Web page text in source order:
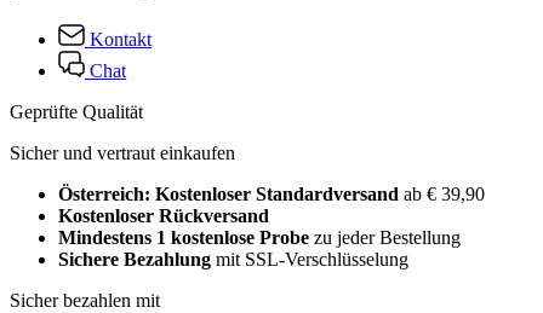
Kontakt
Chat
Geprüfte Qualität
Sicher und vertraut einkaufen
Österreich: Kostenloser Standardversand ab € 39,90
Kostenloser Rückversand
Mindestens 1 kostenlose Probe zu jeder Bestellung
Sichere Bezahlung mit SSL-Verschlüsselung
Sicher bezahlen mit